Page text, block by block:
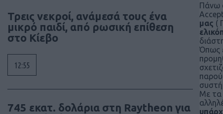
Τρεις νεκροί, ανάμεσά τους ένα
μικρό παιδί, από ρωσική επίθεση
στο Κίεβο
12:55
745 εκατ. δολάρια στη Raytheon για
Πάνω
μας (
Όπως
Με τα